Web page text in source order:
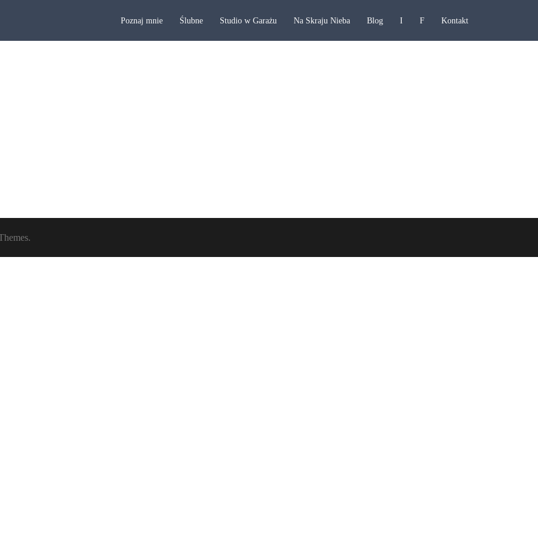
Poznaj mnie Ślubne Studio w Garażu Na Skraju Nieba Blog I F Kontakt